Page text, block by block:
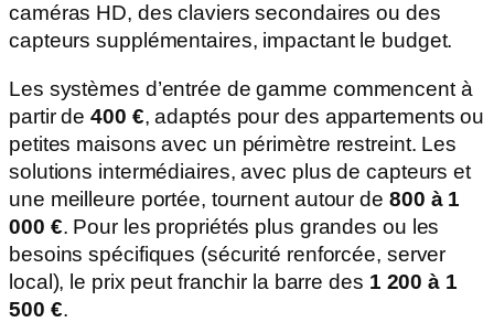
caméras HD, des claviers secondaires ou des
capteurs supplémentaires, impactant le budget.
Les systèmes d’entrée de gamme commencent à
partir de400 €, adaptés pour des appartements ou
petites maisons avec un périmètre restreint. Les
solutions intermédiaires, avec plus de capteurs et
une meilleure portée, tournent autour de 800 à 1
000 €. Pour les propriétés plus grandes ou les
besoins spécifiques (sécurité renforcée, server
local), le prix peut franchir la barre des 1 200 à 1
500 €.